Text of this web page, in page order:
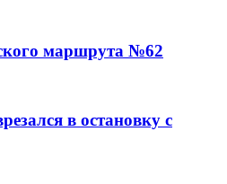
маршрута №62
в остановку с